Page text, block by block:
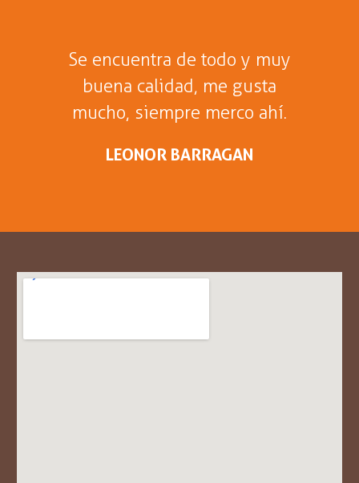
Se encuentra de todo y muy
buena calidad, me gusta
mucho, siempre merco ahí.
LEONOR BARRAGAN